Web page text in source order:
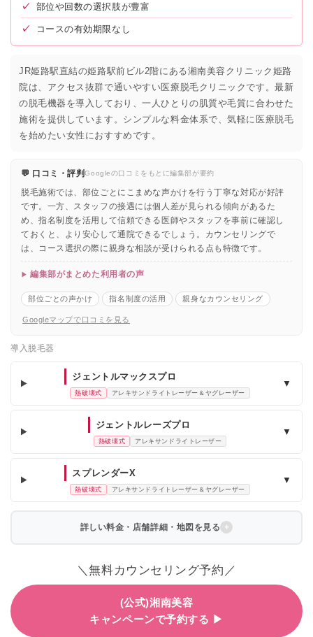
✓ 部位や回数の選択肢が豊富
✓ コースの有効期限なし
JR姫路駅直結の姫路駅前ビル2階にある湘南美容クリニック姫路
院は、アクセス抜群で通いやすい医療脱毛クリニックです。最新
の脱毛機器を導入しており、一人ひとりの肌質や毛質に合わせた
施術を提供しています。シンプルな料金体系で、気軽に医療脱毛
を始めたい女性におすすめです。
💬 口コミ・評判Googleの口コミをもとに編集部が要約
脱毛施術では、部位ごとにこまめな声かけを行う丁寧な対応が好評
です。一方、スタッフの接遇には個人差が見られる傾向があるた
め、指名制度を活用して信頼できる医師やスタッフを事前に確認し
ておくと、より安心して通院できるでしょう。カウンセリングで
は、コース選択の際に親身な相談が受けられる点も特徴です。
編集部がまとめた利用者の声
部位ごとの声かけ 指名制度の活用 親身なカウンセリング
Googleマップで口コミを見る
導入脱毛器
ジェントルマックスプロ
熱破壊式 アレキサンドライトレーザー＆ヤグレーザー
▼
ジェントルレーズプロ
熱破壊式 アレキサンドライトレーザー
▼
スプレンダーX
熱破壊式 アレキサンドライトレーザー＆ヤグレーザー
▼
詳しい料金・店舗詳細・地図を見る
＼無料カウンセリング予約／
(公式)湘南美容
キャンペーンで予約する ▶